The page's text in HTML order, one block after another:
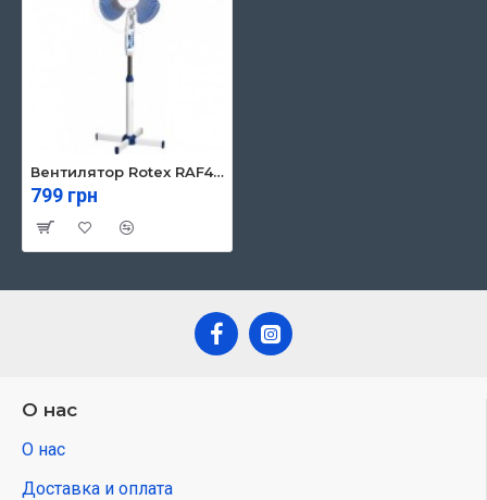
Вентилятор Rotex RAF49-E
799 грн
О нас
О нас
Доставка и оплата